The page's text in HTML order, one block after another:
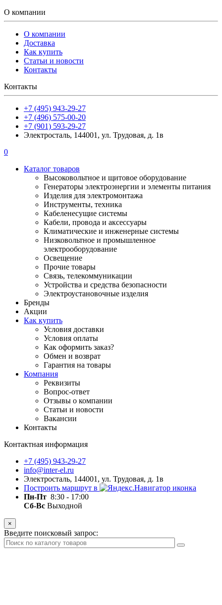
О компании
О компании
Доставка
Как купить
Статьи и новости
Контакты
Контакты
+7 (495) 943-29-27
+7 (496) 575-00-20
+7 (901) 593-29-27
Электросталь, 144001, ул. Трудовая, д. 1в
0
Каталог товаров
Высоковольтное и щитовое оборудование
Генераторы электроэнергии и элементы питания
Изделия для электромонтажа
Инструменты, техника
Кабеленесущие системы
Кабели, провода и аксессуары
Климатические и инженерные системы
Низковольтное и промышленное
электрооборудование
Освещение
Прочие товары
Связь, телекоммуникации
Устройства и средства безопасности
Электроустановочные изделия
Бренды
Акции
Как купить
Условия доставки
Условия оплаты
Как оформить заказ?
Обмен и возврат
Гарантия на товары
Компания
Реквизиты
Вопрос-ответ
Отзывы о компании
Статьи и новости
Вакансии
Контакты
Контактная информация
+7 (495) 943-29-27
info@inter-el.ru
Электросталь, 144001, ул. Трудовая, д. 1в
Построить маршрут в
Пн-Пт 8:30 - 17:00
Сб-Вс Выходной
×
Введите поисковый запрос: